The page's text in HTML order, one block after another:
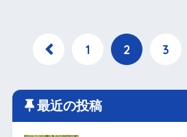
1 2 3
最近の投稿